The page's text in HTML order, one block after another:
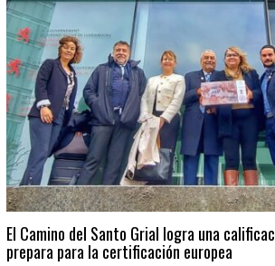
El Camino del Santo Grial logra una
prepara para la certificación europea